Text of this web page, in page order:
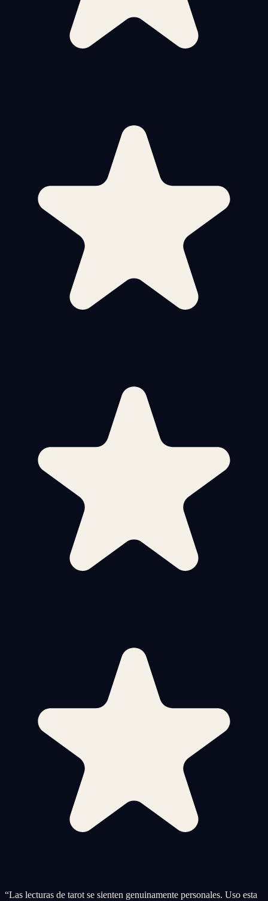
“Las lecturas de tarot se sienten genuinamente personales. Uso esta